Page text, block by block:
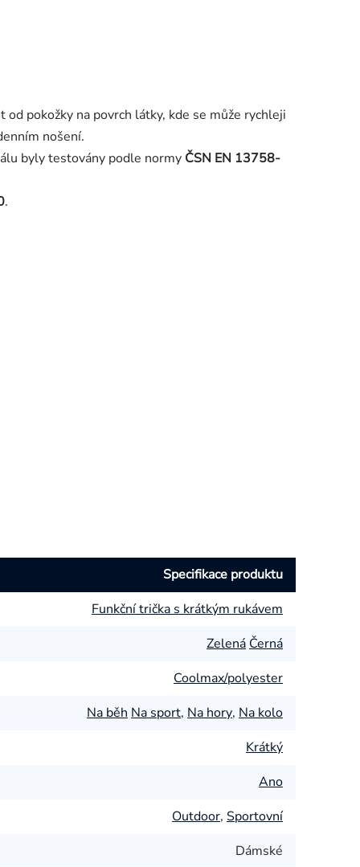
pokožky na povrch látky, kde se může rychleji
nošení.
byly testovány podle normy ČSN EN 13758-
.
Specifikace produktu
Funkční trička s krátkým rukávem
Zelená Černá
Coolmax/polyester
Na běh Na sport, Na hory, Na kolo
Krátký
Ano
Outdoor, Sportovní
Dámské